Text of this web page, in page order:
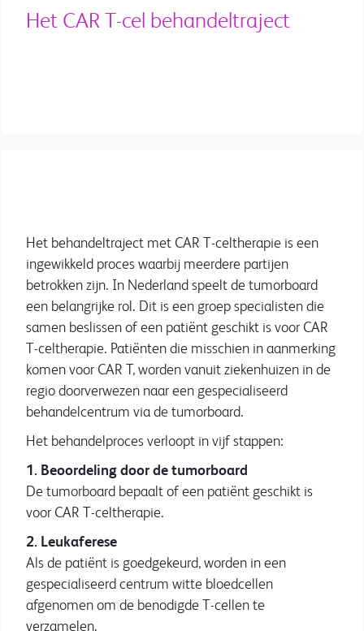
Het CAR T-cel behandeltraject
Het behandeltraject met CAR T-celtherapie is een
ingewikkeld proces waarbij meerdere partijen
betrokken zijn. In Nederland speelt de tumorboard
een belangrijke rol. Dit is een groep specialisten die
samen beslissen of een patiënt geschikt is voor CAR
T-celtherapie. Patiënten die misschien in aanmerking
komen voor CAR T, worden vanuit ziekenhuizen in de
regio doorverwezen naar een gespecialiseerd
behandelcentrum via de tumorboard.
Het behandelproces verloopt in vijf stappen:
1. Beoordeling door de tumorboard
De tumorboard bepaalt of een patiënt geschikt is
voor CAR T-celtherapie.
2. Leukaferese
Als de patiënt is goedgekeurd, worden in een
gespecialiseerd centrum witte bloedcellen
afgenomen om de benodigde T-cellen te
verzamelen.